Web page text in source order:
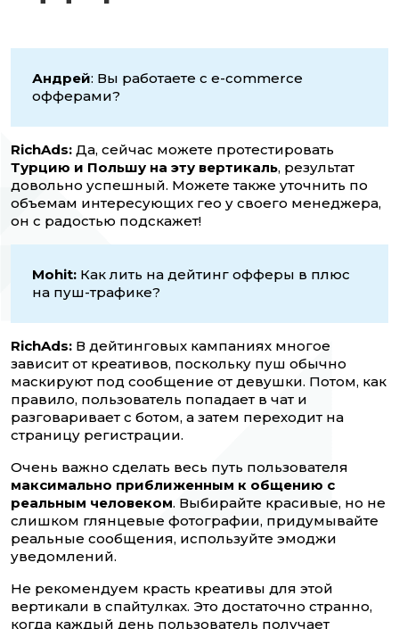
Андрей: Вы работаете с e-commerce
офферами?
RichAds: Да, сейчас можете протестировать
Турцию и Польшу на эту вертикаль, результат
довольно успешный. Можете также уточнить по
объемам интересующих гео у своего менеджера,
он с радостью подскажет!
Mohit: Как лить на дейтинг офферы в плюс
на пуш-трафике?
RichAds: В дейтинговых кампаниях многое
зависит от креативов, поскольку пуш обычно
маскируют под сообщение от девушки. Потом, как
правило, пользователь попадает в чат и
разговаривает с ботом, а затем переходит на
страницу регистрации.
Очень важно сделать весь путь пользователя
максимально приближенным к общению с
реальным человеком. Выбирайте красивые, но не
слишком глянцевые фотографии, придумывайте
реальные сообщения, используйте эмоджи
уведомлений.
Не рекомендуем красть креативы для этой
вертикали в спайтулках. Это достаточно странно,
когда каждый день пользователь получает